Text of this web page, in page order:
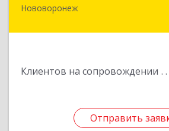
Нововоронеж
Клиентов на сопровождении
Отправить
396 073,
Отправить